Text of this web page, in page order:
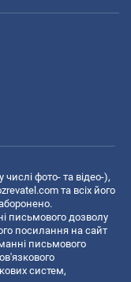
фото- та відео-),
та всіх його
письмового дозволу
посилання на сайт
письмового
систем,